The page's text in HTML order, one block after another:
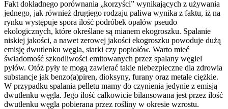
Fakt dokładnego porównania „korzyści” wynikających z używania
jednego, jak również drugiego rodzaju paliwa wynika z faktu, iż na
rynku występuje spora ilość podróbek opałów pseudo
ekologicznych, które określane są mianem ekogroszku. Spalanie
niskiej jakości, a nawet zerowej jakości ekogroszku powoduje dużą
emisję dwutlenku węgla, siarki czy popiołów. Warto mieć
świadomość szkodliwości emitowanych przez spalany węgiel
pyłów. Otóż pyły te mogą zawierać takie niebezpieczne dla zdrowia
substancje jak benzo(a)piren, dioksyny, furany oraz metale ciężkie.
W przypadku spalania pelletu mamy do czynienia jedynie z emisją
dwutlenku węgla. Jego ilość całkowicie bilansowana jest przez ilość
dwutlenku węgla pobierana przez rośliny w okresie wzrostu.